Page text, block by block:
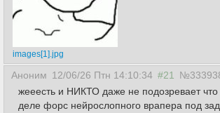
images[1].jpg
Аноним 12/06/26 Птн 14:10:34 #21
жееесть и НИКТО даже не подозревает
деле форс нейрослопного врапера под